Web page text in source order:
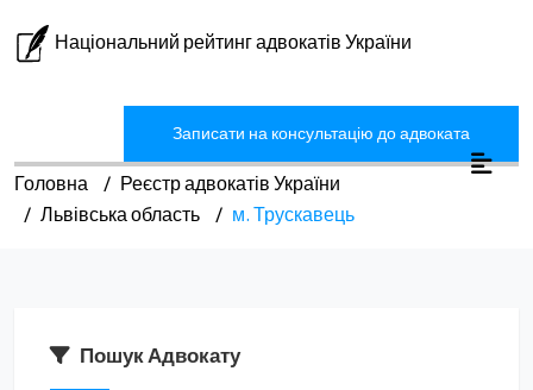
Національний рейтинг адвокатів України
Записати на консультацію до адвоката
Головна
Реєстр адвокатів України
Львівська область
м. Трускавець
Пошук Адвокату